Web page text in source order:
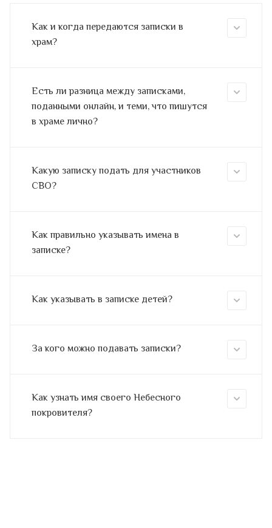
Как и когда передаются записки в
храм?
Есть ли разница между записками,
поданными онлайн, и теми, что пишутся
в храме лично?
Какую записку подать для участников
СВО?
Как правильно указывать имена в
записке?
Как указывать в записке детей?
За кого можно подавать записки?
Как узнать имя своего Небесного
покровителя?